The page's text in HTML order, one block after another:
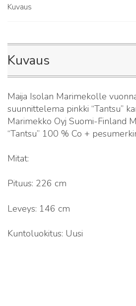
Kuvaus
Kuvaus
Maija Isolan Marimekolle
suunnittelema pinkki “Tantsu”
Marimekko Oyj Suomi-Finland
“Tantsu” 100 % Co +
Mitat:
Pituus: 226 cm
Leveys: 146 cm
Kuntoluokitus: Uusi